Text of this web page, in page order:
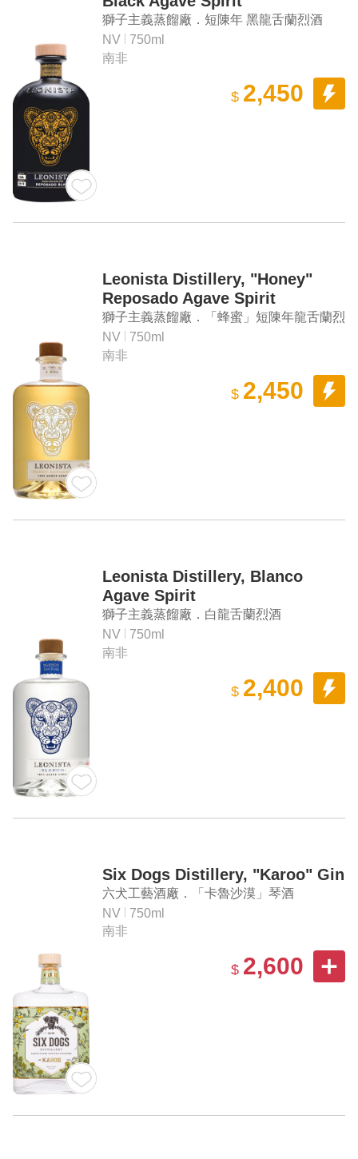
獅子主義蒸餾廠．短陳年 黑龍舌蘭烈酒
NV
750ml
南非
$ 2,450
Leonista Distillery, "Honey"
Reposado Agave Spirit
獅子主義蒸餾廠．「蜂蜜」短陳年龍舌蘭烈
酒
NV
750ml
南非
$ 2,450
Leonista Distillery, Blanco
Agave Spirit
獅子主義蒸餾廠．白龍舌蘭烈酒
NV
750ml
南非
$ 2,400
Six Dogs Distillery, "Karoo" Gin
六犬工藝酒廠．「卡魯沙漠」琴酒
NV
750ml
南非
$ 2,600